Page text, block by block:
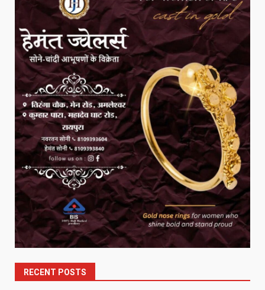
RECENT POSTS